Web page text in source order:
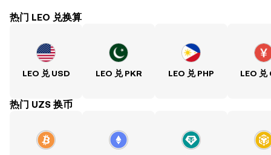
热门 LEO 兑换算
LEO 兑 USD LEO 兑 PKR LEO 兑 PHP LEO 兑
热门 UZS 换币